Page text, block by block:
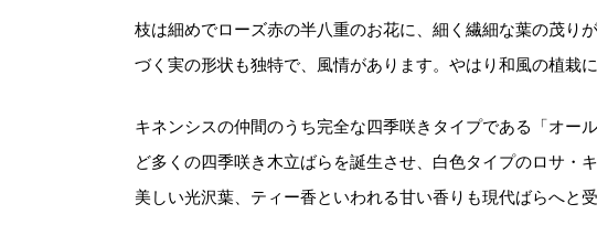
枝は細めでローズ赤の半八重のお花に、細く繊細な葉の茂り
づく実の形状も独特で、風情があります。やはり和風の植栽
キネンシスの仲間のうち完全な四季咲きタイプである「オー
ど多くの四季咲き木立ばらを誕生させ、白色タイプのロサ・
美しい光沢葉、ティー香といわれる甘い香りも現代ばらへと